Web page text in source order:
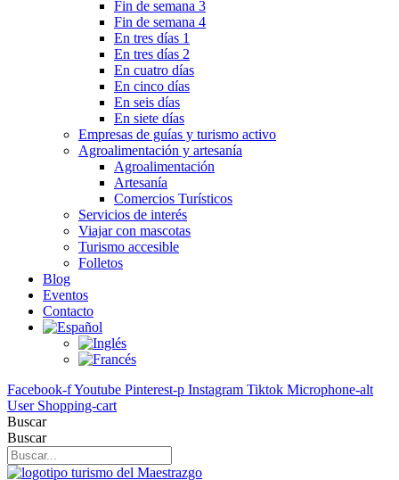
Fin de semana 3
Fin de semana 4
En tres días 1
En tres días 2
En cuatro días
En cinco días
En seis días
En siete días
Empresas de guías y turismo activo
Agroalimentación y artesanía
Agroalimentación
Artesanía
Comercios Turísticos
Servicios de interés
Viajar con mascotas
Turismo accesible
Folletos
Blog
Eventos
Contacto
Facebook-fYoutube Pinterest-p Instagram Tiktok Microphone-alt
User Shopping-cart
Buscar
Buscar